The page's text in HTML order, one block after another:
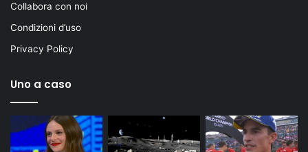
Collabora con noi
Condizioni d’uso
Privacy Policy
Uno a caso